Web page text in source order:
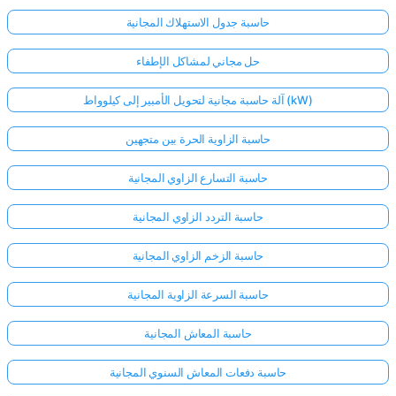
حاسبة جدول الاستهلاك المجانية
حل مجاني لمشاكل الإطفاء
آلة حاسبة مجانية لتحويل الأمبير إلى كيلوواط (kW)
حاسبة الزاوية الحرة بين متجهين
حاسبة التسارع الزاوي المجانية
حاسبة التردد الزاوي المجانية
حاسبة الزخم الزاوي المجانية
حاسبة السرعة الزاوية المجانية
حاسبة المعاش المجانية
حاسبة دفعات المعاش السنوي المجانية